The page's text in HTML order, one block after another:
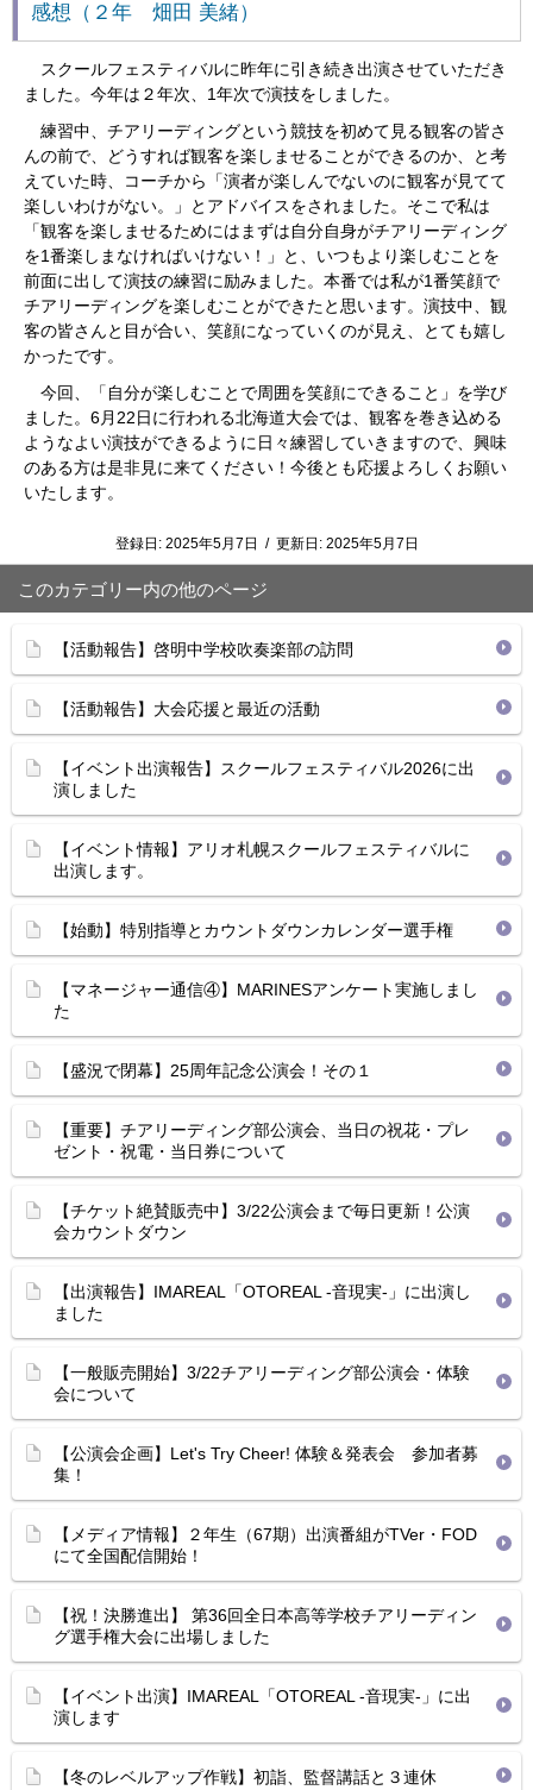
感想（２年 畑田 美緒）
スクールフェスティバルに昨年に引き続き出演させていただき
ました。今年は２年次、1年次で演技をしました。
練習中、チアリーディングという競技を初めて見る観客の皆さ
んの前で、どうすれば観客を楽しませることができるのか、と考
えていた時、コーチから「演者が楽しんでないのに観客が見てて
楽しいわけがない。」とアドバイスをされました。そこで私は
「観客を楽しませるためにはまずは自分自身がチアリーディング
を1番楽しまなければいけない！」と、いつもより楽しむことを
前面に出して演技の練習に励みました。本番では私が1番笑顔で
チアリーディングを楽しむことができたと思います。演技中、観
客の皆さんと目が合い、笑顔になっていくのが見え、とても嬉し
かったです。
今回、「自分が楽しむことで周囲を笑顔にできること」を学び
ました。 6月 22日に行われる北海道大会では、観客を巻き込める
ようなよい演技ができるように日々練習していきますので、興味
のある方は是非見に来てください！今後とも応援よろしくお願い
いたします。
登録日: 2025年5月7日 / 更新日: 2025年5月7日
このカテゴリー内の他のページ
【活動報告】啓明中学校吹奏楽部の訪問
【活動報告】大会応援と最近の活動
【イベント出演報告】スクールフェスティバル2026に出
演しました
【イベント情報】アリオ札幌スクールフェスティバルに
出演します。
【始動】特別指導とカウントダウンカレンダー選手権
【マネージャー通信④】MARINESアンケート実施しまし
た
【盛況で閉幕】25周年記念公演会！その１
【重要】チアリーディング部公演会、当日の祝花・プレ
ゼント・祝電・当日券について
【チケット絶賛販売中】3/22公演会まで毎日更新！公演
会カウントダウン
【出演報告】IMAREAL「OTOREAL -音現実-」に出演し
ました
【一般販売開始】3/22チアリーディング部公演会・体験
会について
【公演会企画】Let's Try Cheer! 体験＆発表会 参加者募
集！
【メディア情報】２年生（67期）出演番組がTVer・FOD
にて全国配信開始！
【祝！決勝進出】 第36回全日本高等学校チアリーディン
グ選手権大会に出場しました
【イベント出演】IMAREAL「OTOREAL -音現実-」に出
演します
【冬のレベルアップ作戦】初詣、監督講話と３連休